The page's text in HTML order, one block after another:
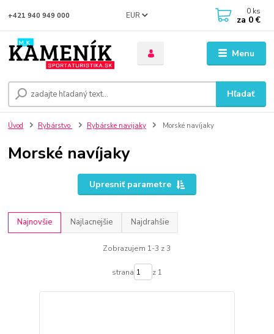
Menu
EUR
Hľadať
+421 940 949 000 0 ks
za 0 €
Úvod Rybárstvo Rybárske navijaky Morské navíjaky
Morské navíjaky
Upresniť parametre
Najnovšie Najlacnejšie Najdrahšie
Zobrazujem 1-3 z 3
strana z 1